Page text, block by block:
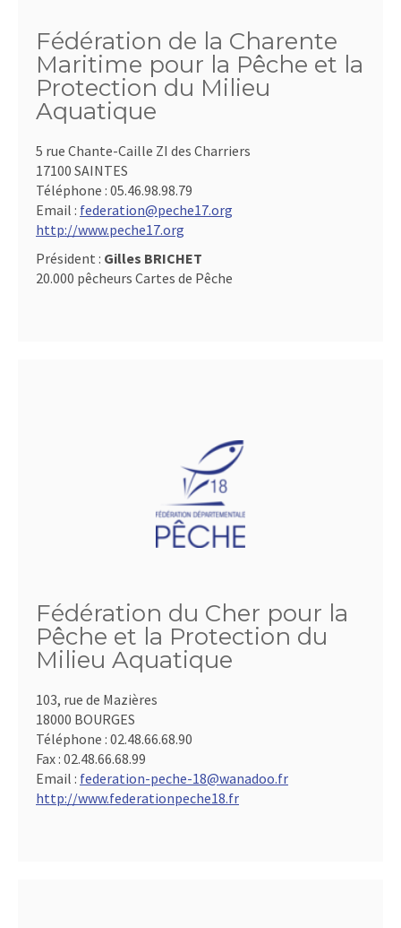
Fédération de la Charente
Maritime pour la Pêche et la
Protection du Milieu
Aquatique
5 rue Chante-Caille ZI des Charriers
17100 SAINTES
Téléphone : 05.46.98.98.79
Email : federation@peche17.org
http://www.peche17.org
Président : Gilles BRICHET
20.000 pêcheurs Cartes de Pêche
Fédération du Cher pour la
Pêche et la Protection du
Milieu Aquatique
103, rue de Mazières
18000 BOURGES
Téléphone : 02.48.66.68.90
Fax : 02.48.66.68.99
Email : federation-peche-18@wanadoo.fr
http://www.federationpeche18.fr